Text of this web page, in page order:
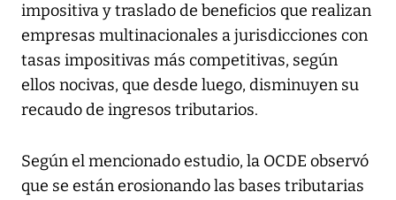
impositiva y traslado de beneficios que realizan
empresas multinacionales a jurisdicciones con
tasas impositivas más competitivas, según
ellos nocivas, que desde luego, disminuyen su
recaudo de ingresos tributarios.
Según el mencionado estudio, la OCDE observó
que se están erosionando las bases tributarias